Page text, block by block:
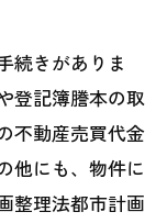
続きがありま
登記簿謄本の取
不動産売買代金
他にも、物件に
整理法都市計画